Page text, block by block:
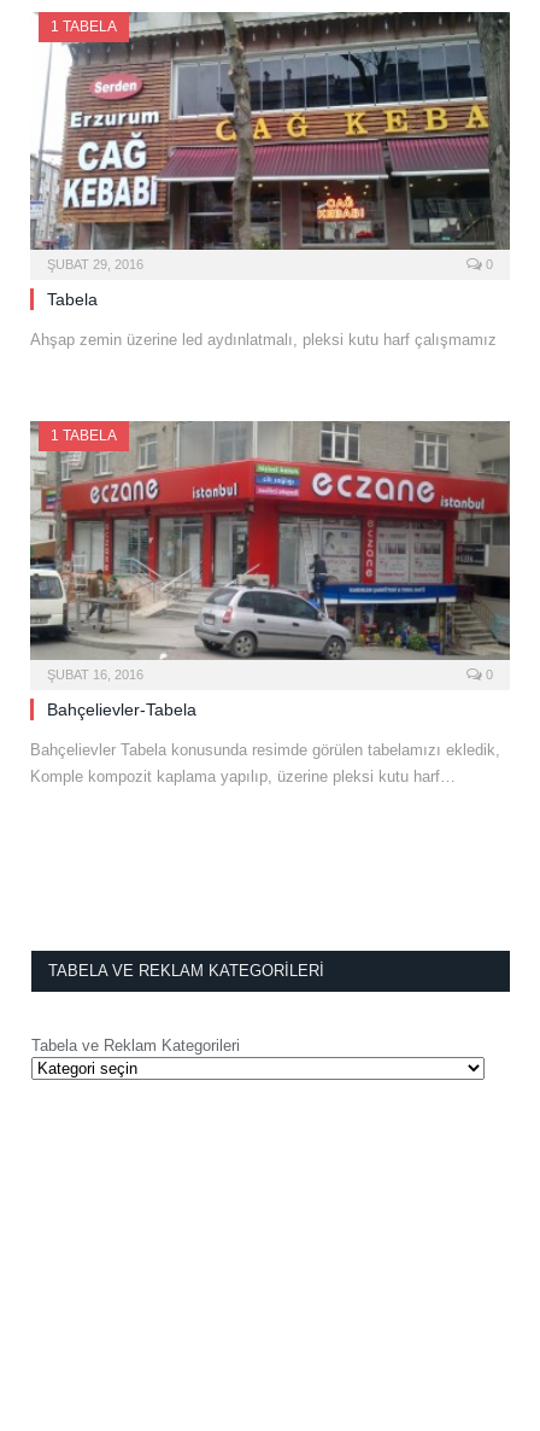
1 TABELA
ŞUBAT 29, 2016 0
Tabela
Ahşap zemin üzerine led aydınlatmalı, pleksi kutu harf çalışmamız
1 TABELA
ŞUBAT 16, 2016 0
Bahçelievler-Tabela
Bahçelievler Tabela konusunda resimde görülen tabelamızı ekledik,
Komple kompozit kaplama yapılıp, üzerine pleksi kutu harf…
TABELA VE REKLAM KATEGORILERI
Tabela ve Reklam Kategorileri